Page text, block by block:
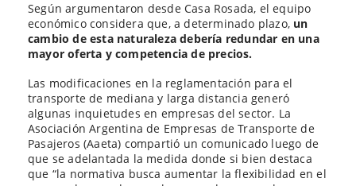
Según argumentaron desde Casa Rosada, el equipo
económico considera que, a determinado plazo, un
cambio de esta naturaleza debería redundar en una
mayor oferta y competencia de precios.
Las modificaciones en la reglamentación para el
transporte de mediana y larga distancia generó
algunas inquietudes en empresas del sector. La
Asociación Argentina de Empresas de Transporte de
Pasajeros (Aaeta) compartió un comunicado luego de
que se adelantada la medida donde si bien destaca
que “la normativa busca aumentar la flexibilidad en el